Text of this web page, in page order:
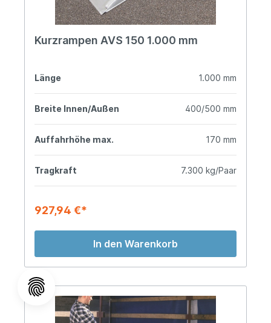
Kurzrampen AVS 150 1.000 mm
Länge 1.000 mm
Breite Innen/Außen 400/500 mm
Auffahrhöhe max. 170 mm
Tragkraft 7.300 kg/Paar
927,94 €*
In den Warenkorb